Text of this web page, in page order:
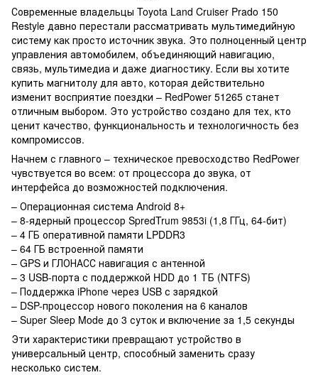
Современные владельцы Toyota Land Cruiser Prado 150
Restyle давно перестали рассматривать мультимедийную
систему как просто источник звука. Это полноценный центр
управления автомобилем, объединяющий навигацию,
связь, мультимедиа и даже диагностику. Если вы хотите
купить магнитолу для авто, которая действительно
изменит восприятие поездки – RedPower 51265 станет
отличным выбором. Это устройство создано для тех, кто
ценит качество, функциональность и технологичность без
компромиссов.
Начнем с главного – техническое превосходство RedPower
чувствуется во всем: от процессора до звука, от
интерфейса до возможностей подключения.
– Операционная система Android 8+
– 8-ядерный процессор SpredTrum 9853i (1,8 ГГц, 64-бит)
– 4 ГБ оперативной памяти LPDDR3
– 64 ГБ встроенной памяти
– GPS и ГЛОНАСС навигация с антенной
– 3 USB-порта с поддержкой HDD до 1 ТБ (NTFS)
– Поддержка iPhone через USB с зарядкой
– DSP-процессор нового поколения на 6 каналов
– Super Sleep Mode до 3 суток и включение за 1,5 секунды
Эти характеристики превращают устройство в
универсальный центр, способный заменить сразу
несколько систем.